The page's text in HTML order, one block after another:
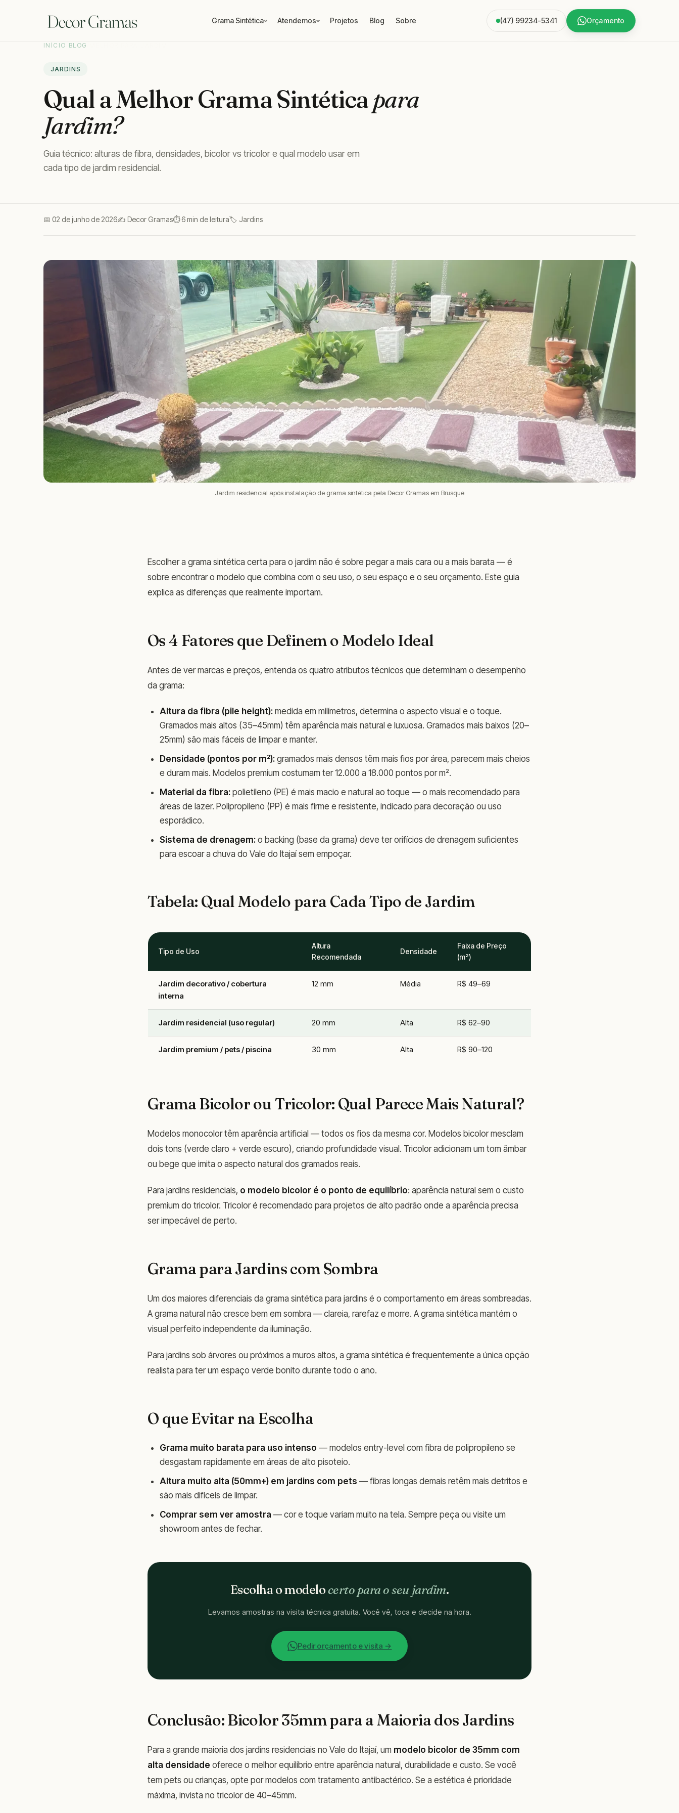
Grama Sintética Atendemos Projetos Blog Sobre (47) 99234-5341 Orçamento
INÍCIO BLOG
JARDINS
Qual a Melhor Grama Sintéticapara
Jardim?
Guia técnico: alturas de fibra, densidades, bicolor vs tricolor e qual modelo usar em
cada tipo de jardim residencial.
📅 02 de junho de 2026✍️ Decor Gramas⏱ 6 min de leitura🏷️ Jardins
Jardim residencial após instalação de grama sintética pela Decor Gramas em Brusque
Escolher a grama sintética certa para o jardim não é sobre pegar a mais cara ou a mais barata — é
sobre encontrar o modelo que combina com o seu uso, o seu espaço e o seu orçamento. Este guia
explica as diferenças que realmente importam.
Os 4 Fatores que Definem o Modelo Ideal
Antes de ver marcas e preços, entenda os quatro atributos técnicos que determinam o desempenho
da grama:
Altura da fibra (pile height): medida em milímetros, determina o aspecto visual e o toque.
Gramados mais altos (35–45mm) têm aparência mais natural e luxuosa. Gramados mais baixos (20–
25mm) são mais fáceis de limpar e manter.
Densidade (pontos por m²): gramados mais densos têm mais fios por área, parecem mais cheios
e duram mais. Modelos premium costumam ter 12.000 a 18.000 pontos por m².
Material da fibra: polietileno (PE) é mais macio e natural ao toque — o mais recomendado para
áreas de lazer. Polipropileno (PP) é mais firme e resistente, indicado para decoração ou uso
esporádico.
Sistema de drenagem: o backing (base da grama) deve ter orifícios de drenagem suficientes
para escoar a chuva do Vale do Itajaí sem empoçar.
Tabela: Qual Modelo para Cada Tipo de Jardim
Tipo de Uso
Altura
Recomendada
Densidade
Faixa de Preço
(m²)
Jardim decorativo / cobertura
interna
12 mm Média R$ 49–69
Jardim residencial (uso regular) 20 mm Alta R$ 62–90
Jardim premium / pets / piscina 30 mm Alta R$ 90–120
Grama Bicolor ou Tricolor: Qual Parece Mais Natural?
Modelos monocolor têm aparência artificial — todos os fios da mesma cor. Modelos bicolor mesclam
dois tons (verde claro + verde escuro), criando profundidade visual. Tricolor adicionam um tom âmbar
ou bege que imita o aspecto natural dos gramados reais.
Para jardins residenciais, o modelo bicolor é o ponto de equilíbrio: aparência natural sem o custo
premium do tricolor. Tricolor é recomendado para projetos de alto padrão onde a aparência precisa
ser impecável de perto.
Grama para Jardins com Sombra
Um dos maiores diferenciais da grama sintética para jardins é o comportamento em áreas sombreadas.
A grama natural não cresce bem em sombra — clareia, rarefaz e morre. A grama sintética mantém o
visual perfeito independente da iluminação.
Para jardins sob árvores ou próximos a muros altos, a grama sintética é frequentemente a única opção
realista para ter um espaço verde bonito durante todo o ano.
O que Evitar na Escolha
Grama muito barata para uso intenso — modelos entry-level com fibra de polipropileno se
desgastam rapidamente em áreas de alto pisoteio.
Altura muito alta (50mm+) em jardins com pets — fibras longas demais retêm mais detritos e
são mais difíceis de limpar.
Comprar sem ver amostra — cor e toque variam muito na tela. Sempre peça ou visite um
showroom antes de fechar.
Escolha o modelocerto para o seu jardim.
Levamos amostras na visita técnica gratuita. Você vê, toca e decide na hora.
Pedir orçamento e visita →
Conclusão: Bicolor 35mm para a Maioria dos Jardins
Para a grande maioria dos jardins residenciais no Vale do Itajaí, um modelo bicolor de 35mm com
alta densidade oferece o melhor equilíbrio entre aparência natural, durabilidade e custo. Se você
tem pets ou crianças, opte por modelos com tratamento antibactérico. Se a estética é prioridade
máxima, invista no tricolor de 40–45mm.